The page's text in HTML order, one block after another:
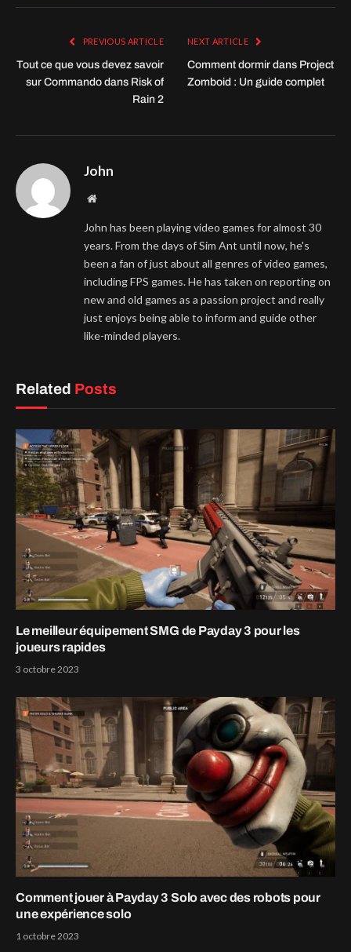
PREVIOUS ARTICLE
Tout ce que vous devez savoir
sur Commando dans Risk of
Rain 2
NEXT ARTICLE
Comment dormir dans Project
Zomboid : Un guide complet
John
Website
John has been playing video games for almost 30
years. From the days of Sim Ant until now, he's
been a fan of just about all genres of video games,
including FPS games. He has taken on reporting on
new and old games as a passion project and really
just enjoys being able to inform and guide other
like-minded players.
Related Posts
Le meilleur équipement SMG de Payday 3 pour les
joueurs rapides
3 octobre 2023
Comment jouer à Payday 3 Solo avec des robots pour
une expérience solo
1 octobre 2023